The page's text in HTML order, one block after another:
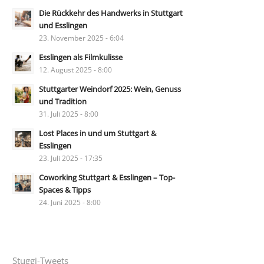
Die Rückkehr des Handwerks in Stuttgart
und Esslingen
23. November 2025 - 6:04
Esslingen als Filmkulisse
12. August 2025 - 8:00
Stuttgarter Weindorf 2025: Wein, Genuss
und Tradition
31. Juli 2025 - 8:00
Lost Places in und um Stuttgart &
Esslingen
23. Juli 2025 - 17:35
Coworking Stuttgart & Esslingen – Top-
Spaces & Tipps
24. Juni 2025 - 8:00
Stuggi-Tweets